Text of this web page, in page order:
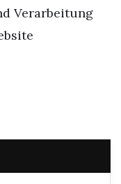
Verarbeitung